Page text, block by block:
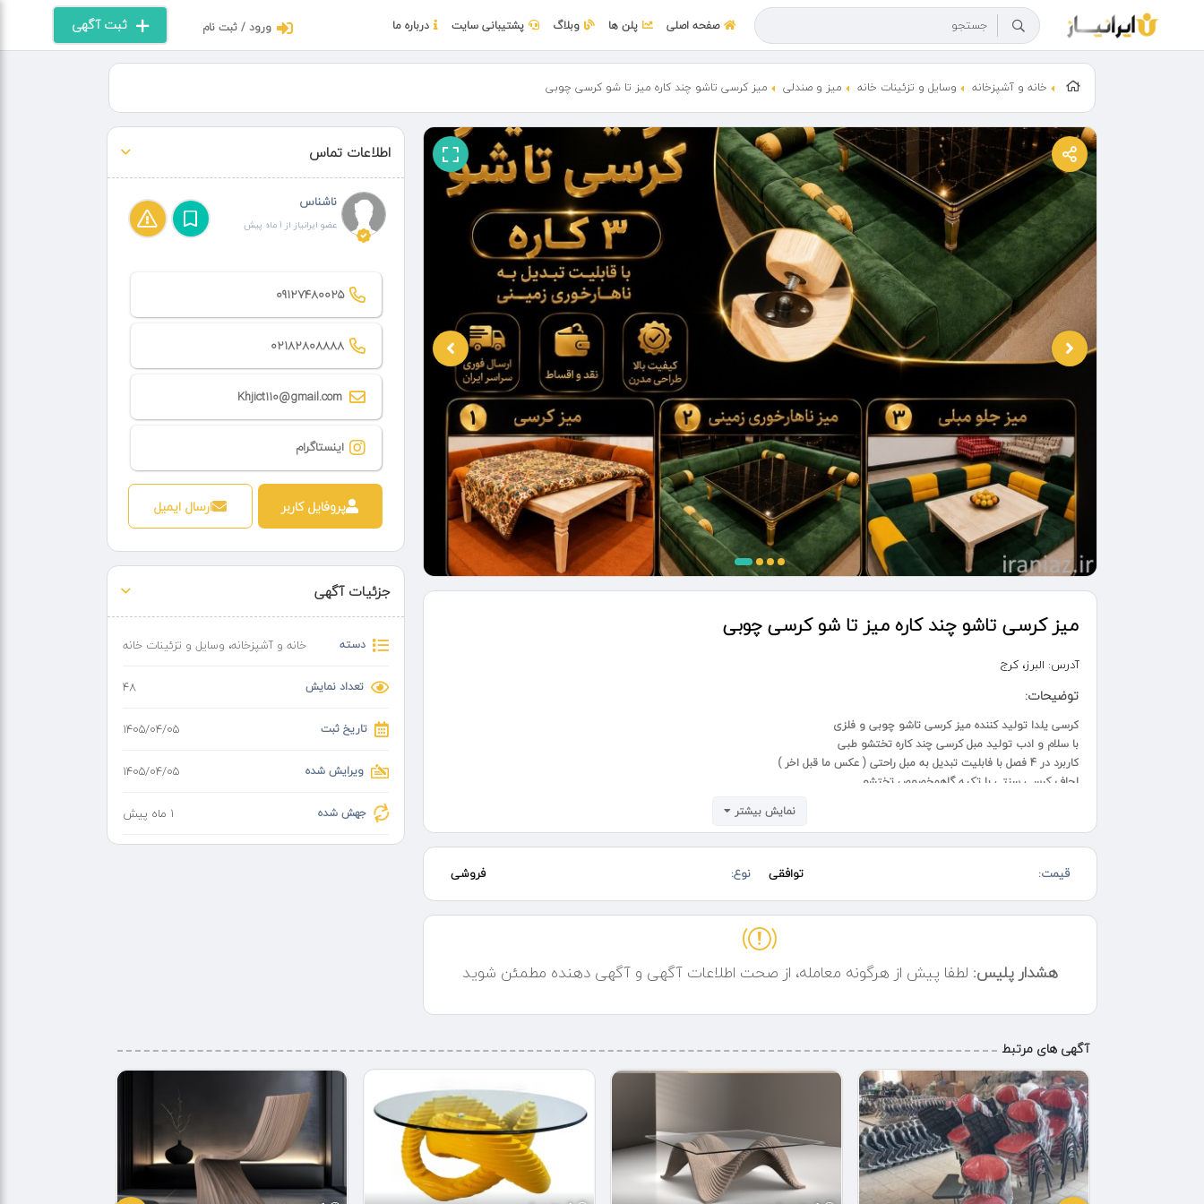
ثبت آگهی ورود / ثبت نام صفحه اصلی پلن ها وبلاگ پشتیبانی سایت درباره ما
خانه و آشپزخانه وسایل و تزئینات خانه میز و صندلی میز کرسی تاشو چند کاره میز تا شو کرسی چوبی
میز کرسی تاشو چند کاره میز تا شو کرسی چوبی
آدرس: البرز، کرج
توضیحات:
کرسی یلدا تولید کننده میز کرسی تاشو چوبی و فلزی
با سلام و ادب تولید مبل کرسی چند کاره تختشو طبی
کاربرد در 4 فصل با فابلیت تبدیل به مبل راحتی ( عکس ما قبل اخر )
لحاف کرسی سنتی با تکیه گاهمخصوص تختشو
نمایش بیشتر
قیمت: توافقی نوع: فروشی
هشدار پلیس: لطفا پیش از هرگونه معامله، از صحت اطلاعات آگهی و آگهی دهنده مطمئن شوید
اطلاعات تماس
ناشناس
عضو ایرانیاز از 1 ماه پیش
09127480025
02182808888
Khjict110@gmail.com
اینستاگرام
پروفایل کاربر ارسال ایمیل
جزئیات آگهی
دسته خانه و آشپزخانه، وسایل و تزئینات خانه
تعداد نمایش 48
تاریخ ثبت ۱۴۰۵/۰۴/۰۵
ویرایش شده ۱۴۰۵/۰۴/۰۵
جهش شده 1 ماه پیش
آگهی های مرتبط